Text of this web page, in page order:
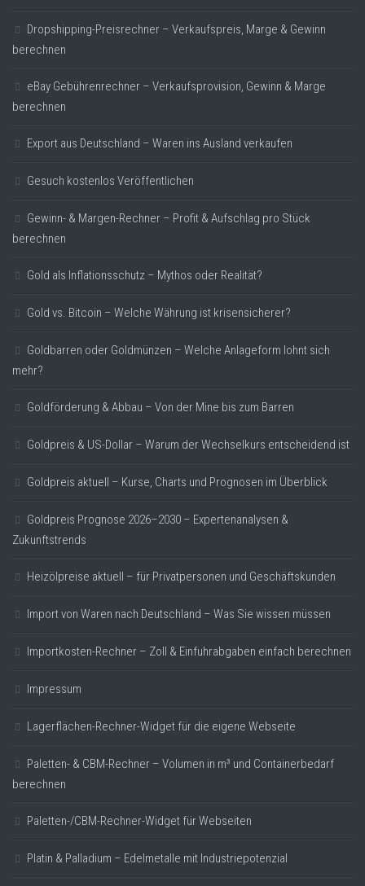
Dropshipping-Preisrechner – Verkaufspreis, Marge & Gewinn
berechnen
eBay Gebührenrechner – Verkaufsprovision, Gewinn & Marge
berechnen
Export aus Deutschland – Waren ins Ausland verkaufen
Gesuch kostenlos Veröffentlichen
Gewinn- & Margen-Rechner – Profit & Aufschlag pro Stück
berechnen
Gold als Inflationsschutz – Mythos oder Realität?
Gold vs. Bitcoin – Welche Währung ist krisensicherer?
Goldbarren oder Goldmünzen – Welche Anlageform lohnt sich
mehr?
Goldförderung & Abbau – Von der Mine bis zum Barren
Goldpreis & US-Dollar – Warum der Wechselkurs entscheidend ist
Goldpreis aktuell – Kurse, Charts und Prognosen im Überblick
Goldpreis Prognose 2026–2030 – Expertenanalysen &
Zukunftstrends
Heizölpreise aktuell – für Privatpersonen und Geschäftskunden
Import von Waren nach Deutschland – Was Sie wissen müssen
Importkosten-Rechner – Zoll & Einfuhrabgaben einfach berechnen
Impressum
Lagerflächen-Rechner-Widget für die eigene Webseite
Paletten- & CBM-Rechner – Volumen in m³ und Containerbedarf
berechnen
Paletten-/CBM-Rechner-Widget für Webseiten
Platin & Palladium – Edelmetalle mit Industriepotenzial